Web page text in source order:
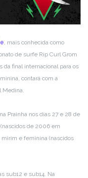
, mais conhecida como
de surfe Rip Curl Grom
da final internacional para os
contará com a
Prainha nos dias 27 e 28 de
de 2006 em
e feminina (nascidos
sub12 e sub14. Na